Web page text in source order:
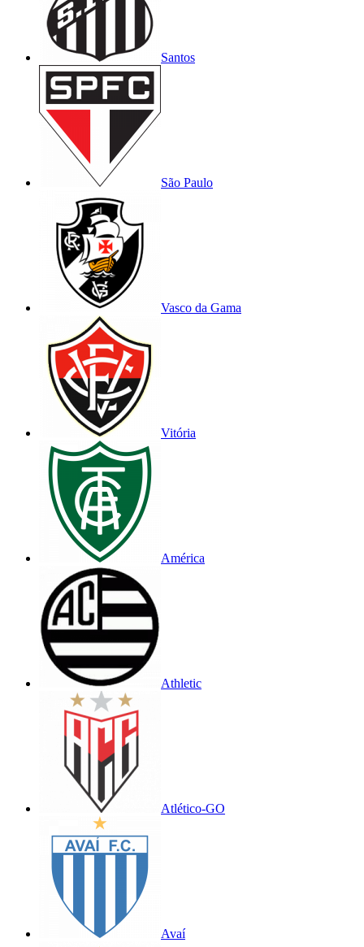
Santos
São Paulo
Vasco da Gama
Vitória
América
Athletic
Atlético-GO
Avaí